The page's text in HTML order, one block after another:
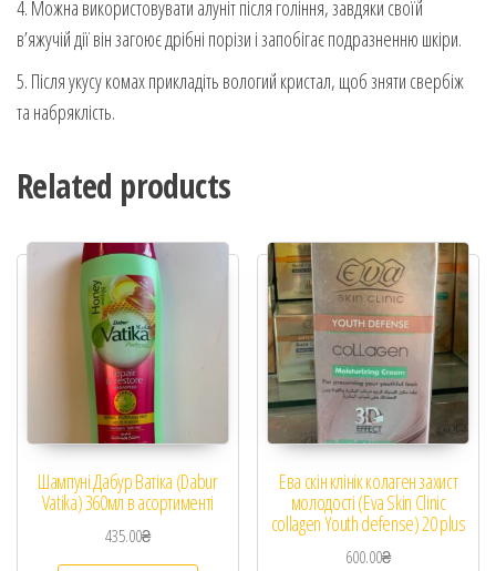
4. Можна використовувати алуніт після гоління, завдяки своїй
в’яжучій дії він загоює дрібні порізи і запобігає подразненню шкіри.
5. Після укусу комах прикладіть вологий кристал, щоб зняти свербіж
та набряклість.
Related products
Шампуні Дабур Ватіка (Dabur
Vatika) 360мл в асортименті
435.00₴
Ева скін клінік колаген захист
молодості (Eva Skin Clinic
collagen Youth defense) 20 plus
600.00₴